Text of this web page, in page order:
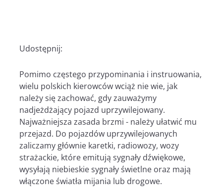
Udostępnij:
Pomimo częstego przypominania i instruowania,
wielu polskich kierowców wciąż nie wie, jak
należy się zachować, gdy zauważymy
nadjeżdżający pojazd uprzywilejowany.
Najważniejsza zasada brzmi - należy ułatwić mu
przejazd. Do pojazdów uprzywilejowanych
zaliczamy głównie karetki, radiowozy, wozy
strażackie, które emitują sygnały dźwiękowe,
wysyłają niebieskie sygnały świetlne oraz mają
włączone światła mijania lub drogowe.